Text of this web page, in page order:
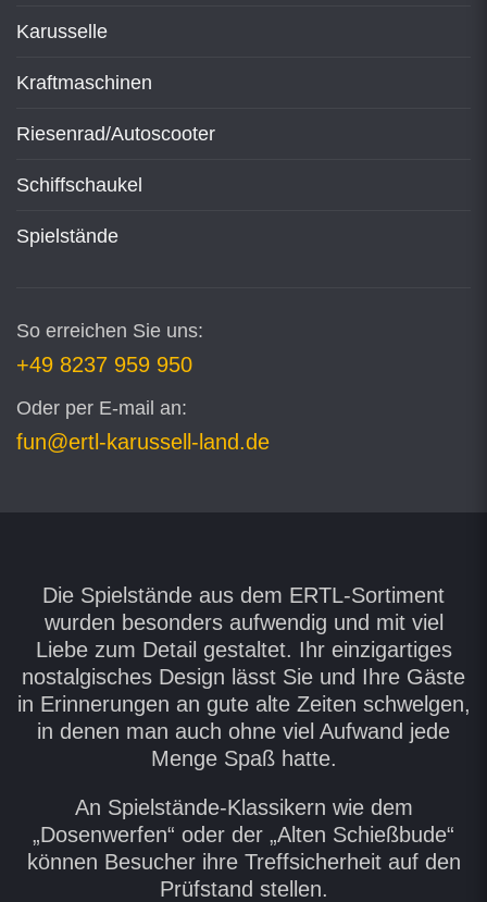
Karusselle
Kraftmaschinen
Riesenrad/Autoscooter
Schiffschaukel
Spielstände
So erreichen Sie uns:
+49 8237 959 950
Oder per E-mail an:
fun@ertl-karussell-land.de
Die Spielstände aus dem ERTL-Sortiment
wurden besonders aufwendig und mit viel
Liebe zum Detail gestaltet. Ihr einzigartiges
nostalgisches Design lässt Sie und Ihre Gäste
in Erinnerungen an gute alte Zeiten schwelgen,
in denen man auch ohne viel Aufwand jede
Menge Spaß hatte.
An Spielstände-Klassikern wie dem
„Dosenwerfen“ oder der „Alten Schießbude“
können Besucher ihre Treffsicherheit auf den
Prüfstand stellen.